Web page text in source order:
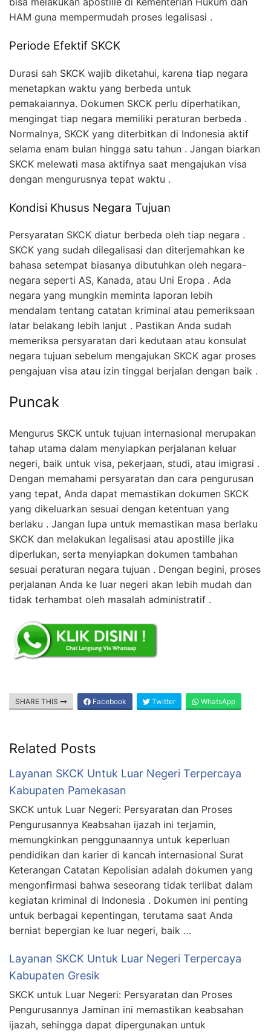
HAM guna mempermudah proses legalisasi .
Periode Efektif SKCK
Durasi sah SKCK wajib diketahui, karena tiap negara
menetapkan waktu yang berbeda untuk
pemakaiannya. Dokumen SKCK perlu diperhatikan,
mengingat tiap negara memiliki peraturan berbeda .
Normalnya, SKCK yang diterbitkan di Indonesia aktif
selama enam bulan hingga satu tahun . Jangan biarkan
SKCK melewati masa aktifnya saat mengajukan visa
dengan mengurusnya tepat waktu .
Kondisi Khusus Negara Tujuan
Persyaratan SKCK diatur berbeda oleh tiap negara .
SKCK yang sudah dilegalisasi dan diterjemahkan ke
bahasa setempat biasanya dibutuhkan oleh negara-
negara seperti AS, Kanada, atau Uni Eropa . Ada
negara yang mungkin meminta laporan lebih
mendalam tentang catatan kriminal atau pemeriksaan
latar belakang lebih lanjut . Pastikan Anda sudah
memeriksa persyaratan dari kedutaan atau konsulat
negara tujuan sebelum mengajukan SKCK agar proses
pengajuan visa atau izin tinggal berjalan dengan baik .
Puncak
Mengurus SKCK untuk tujuan internasional merupakan
tahap utama dalam menyiapkan perjalanan keluar
negeri, baik untuk visa, pekerjaan, studi, atau imigrasi .
Dengan memahami persyaratan dan cara pengurusan
yang tepat, Anda dapat memastikan dokumen SKCK
yang dikeluarkan sesuai dengan ketentuan yang
berlaku . Jangan lupa untuk memastikan masa berlaku
SKCK dan melakukan legalisasi atau apostille jika
diperlukan, serta menyiapkan dokumen tambahan
sesuai peraturan negara tujuan . Dengan begini, proses
perjalanan Anda ke luar negeri akan lebih mudah dan
tidak terhambat oleh masalah administratif .
SHARE THIS Facebook Twitter WhatsApp
Related Posts
Layanan SKCK Untuk Luar Negeri Terpercaya
Kabupaten Pamekasan
SKCK untuk Luar Negeri: Persyaratan dan Proses
Pengurusannya Keabsahan ijazah ini terjamin,
memungkinkan penggunaannya untuk keperluan
pendidikan dan karier di kancah internasional Surat
Keterangan Catatan Kepolisian adalah dokumen yang
mengonfirmasi bahwa seseorang tidak terlibat dalam
kegiatan kriminal di Indonesia . Dokumen ini penting
untuk berbagai kepentingan, terutama saat Anda
berniat bepergian ke luar negeri, baik …
Layanan SKCK Untuk Luar Negeri Terpercaya
Kabupaten Gresik
SKCK untuk Luar Negeri: Persyaratan dan Proses
Pengurusannya Jaminan ini memastikan keabsahan
ijazah, sehingga dapat dipergunakan untuk